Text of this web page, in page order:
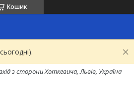
Кошик
з сторони Хоткевича, Львів, Україна